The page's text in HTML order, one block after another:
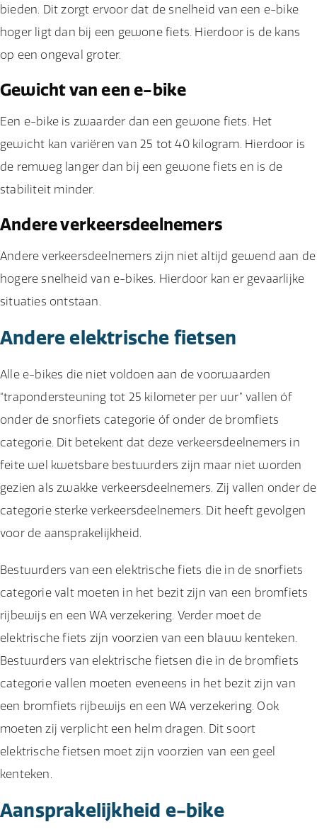
bieden. Dit zorgt ervoor dat de snelheid van een e-bike
hoger ligt dan bij een gewone fiets. Hierdoor is de kans
op een ongeval groter.
Gewicht van een e-bike
Een e-bike is zwaarder dan een gewone fiets. Het
gewicht kan variëren van 25 tot 40 kilogram. Hierdoor is
de remweg langer dan bij een gewone fiets en is de
stabiliteit minder.
Andere verkeersdeelnemers
Andere verkeersdeelnemers zijn niet altijd gewend aan de
hogere snelheid van e-bikes. Hierdoor kan er gevaarlijke
situaties ontstaan.
Andere elektrische fietsen
Alle e-bikes die niet voldoen aan de voorwaarden
“trapondersteuning tot 25 kilometer per uur” vallen óf
onder de snorfiets categorie óf onder de bromfiets
categorie. Dit betekent dat deze verkeersdeelnemers in
feite wel kwetsbare bestuurders zijn maar niet worden
gezien als zwakke verkeersdeelnemers. Zij vallen onder de
categorie sterke verkeersdeelnemers. Dit heeft gevolgen
voor de aansprakelijkheid.
Bestuurders van een elektrische fiets die in de snorfiets
categorie valt moeten in het bezit zijn van een bromfiets
rijbewijs en een WA verzekering. Verder moet de
elektrische fiets zijn voorzien van een blauw kenteken.
Bestuurders van elektrische fietsen die in de bromfiets
categorie vallen moeten eveneens in het bezit zijn van
een bromfiets rijbewijs en een WA verzekering. Ook
moeten zij verplicht een helm dragen. Dit soort
elektrische fietsen moet zijn voorzien van een geel
kenteken.
Aansprakelijkheid e-bike